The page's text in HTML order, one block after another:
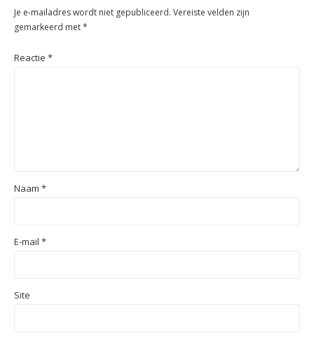
Je e-mailadres wordt niet gepubliceerd. Vereiste velden zijn
gemarkeerd met*
Reactie *
Naam *
E-mail *
Site